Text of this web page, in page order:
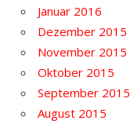
Januar 2016
Dezember 2015
November 2015
Oktober 2015
September 2015
August 2015